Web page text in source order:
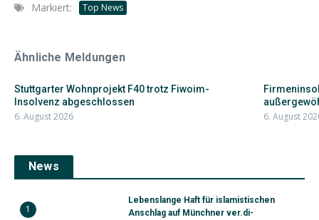
Markiert: Top News
Ähnliche Meldungen
Stuttgarter Wohnprojekt F40 trotz Fiwoim-
Insolvenz abgeschlossen
6. August 2026 6. August
News
1
Lebenslange Haft für islamistischen
Anschlag auf Münchner ver.di-